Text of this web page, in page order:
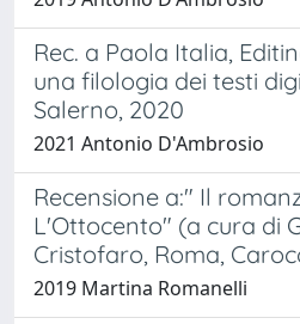
Rec. a Paola Italia,
una filologia dei testi
Salerno, 2020
2021 Antonio D'Ambrosio
Recensione a:" Il
L'Ottocento" (a cura di
Cristofaro, Roma,
2019 Martina Romanelli